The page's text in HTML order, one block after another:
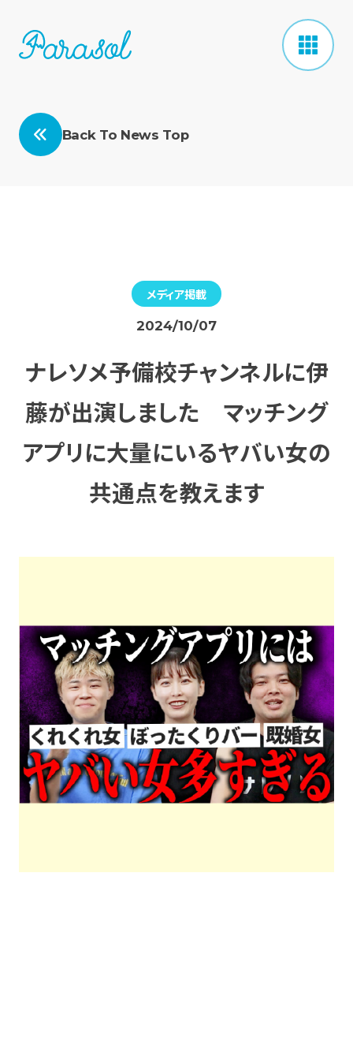
Back To News Top
メディア掲載
2024/10/07
ナレソメ予備校チャンネルに伊
藤が出演しました マッチング
アプリに大量にいるヤバい女の
共通点を教えます